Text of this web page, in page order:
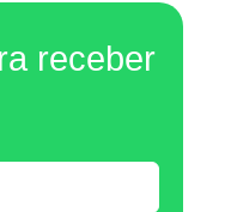
receber